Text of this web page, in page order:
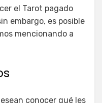
el Tarot pagado
embargo, es posible
mencionando a
conocer qué les